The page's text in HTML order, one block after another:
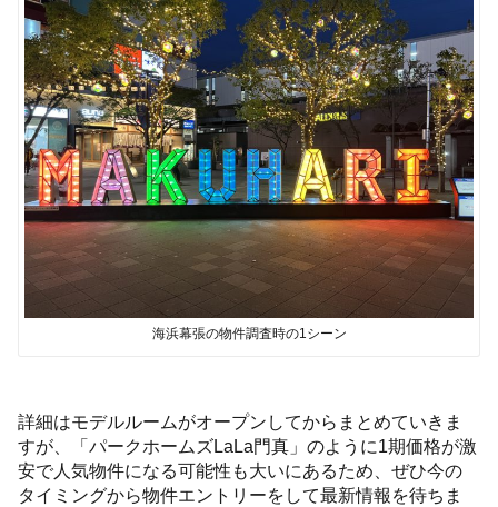
海浜幕張の物件調査時の1シーン
詳細はモデルルームがオープンしてからまとめていきま
すが、「パークホームズLaLa門真」のように1期価格が激
安で人気物件になる可能性も大いにあるため、ぜひ今の
タイミングから物件エントリーをして最新情報を待ちま